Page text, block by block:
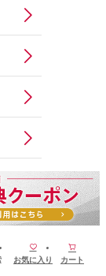
お気に入り カート